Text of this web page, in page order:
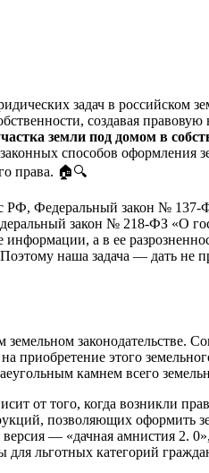
задач в российском
создавая правовую
земли под домом в
способов оформления
права. 🏠🔍
РФ, Федеральный закон № 137-
закон № 218-ФЗ «О
информации, а в ее
Поэтому наша задача — дать
законодательстве.
этого
камнем всего
от того, когда возникли
позволяющих
— «дачная амнистия 2. 0»,
для льготных категорий